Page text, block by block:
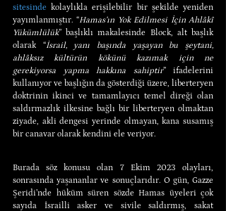
sitesinde kolaylıkla erişilebilir bir şekilde yeniden
yayımlanmıştır. “Hamas’ın Yok Edilmesi İçin Ahlâkî
Yükümlülük” başlıklı makalesinde Block, alt başlık
olarak “İsrail, yanı başında yaşayan bu şeytani,
ahlâksız kültürün kökünü kazımak için ne
gerekiyorsa yapma hakkına sahiptir” ifadelerini
kullanıyor ve başlığın da gösterdiği üzere, liberteryen
doktrinin ikinci ve tamamlayıcı temel direği olan
saldırmazlık ilkesine bağlı bir liberteryen olmaktan
ziyade, akli dengesi yerinde olmayan, kana susamış
bir canavar olarak kendini ele veriyor.
Burada söz konusu olan 7 Ekim 2023 olayları,
sonrasında yaşananlar ve sonuçlarıdır. O gün, Gazze
Şeridi’nde hüküm süren sözde Hamas üyeleri çok
sayıda İsrailli asker ve sivile saldırmış, sakat